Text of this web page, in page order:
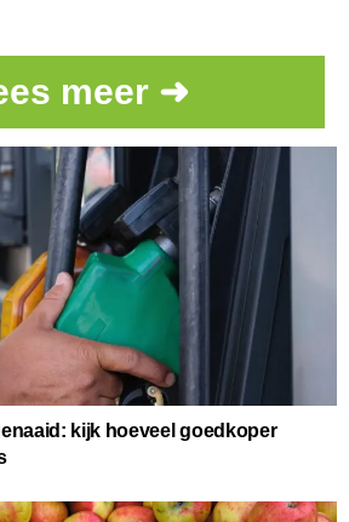
meer ➜
kijk hoeveel goedkoper